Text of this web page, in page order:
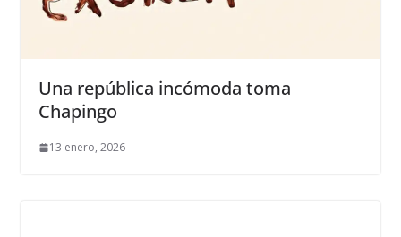
Una república incómoda toma
Chapingo
13 enero, 2026